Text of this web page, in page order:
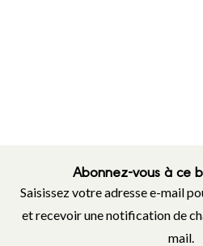
Abonnez-vous à ce
Saisissez votre adresse e-mail
et recevoir une notification de
mail.